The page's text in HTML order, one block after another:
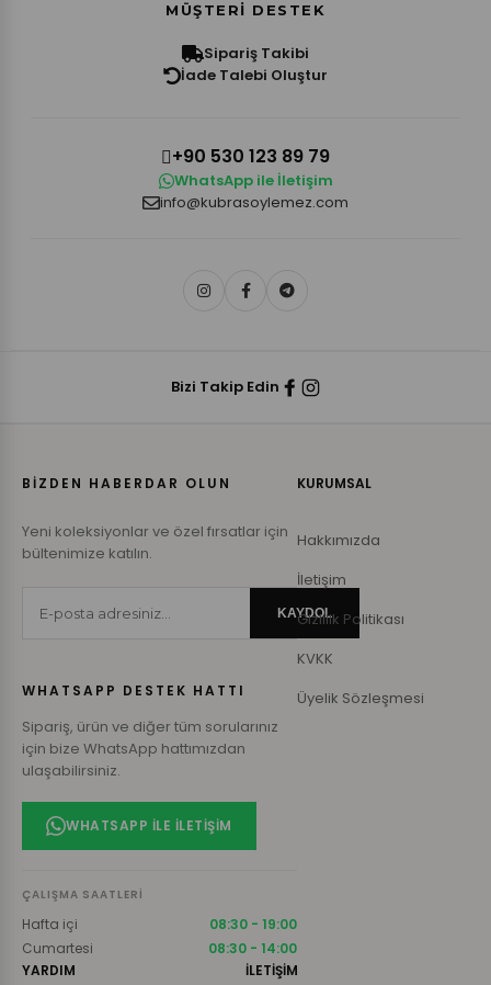
MÜŞTERI DESTEK
Sipariş Takibi
İade Talebi Oluştur
+90 530 123 89 79
WhatsApp ile İletişim
info@kubrasoylemez.com
Bizi Takip Edin
BİZDEN HABERDAR OLUN
Yeni koleksiyonlar ve özel fırsatlar için
bültenimize katılın.
KAYDOL
WHATSAPP DESTEK HATTI
Sipariş, ürün ve diğer tüm sorularınız
için bize WhatsApp hattımızdan
ulaşabilirsiniz.
WHATSAPP ILE İLETIŞIM
ÇALIŞMA SAATLERI
Hafta içi
08:30 - 19:00
Cumartesi
08:30 - 14:00
KURUMSAL
Hakkımızda
İletişim
Gizlilik Politikası
KVKK
Üyelik Sözleşmesi
YARDIM İLETİŞİM